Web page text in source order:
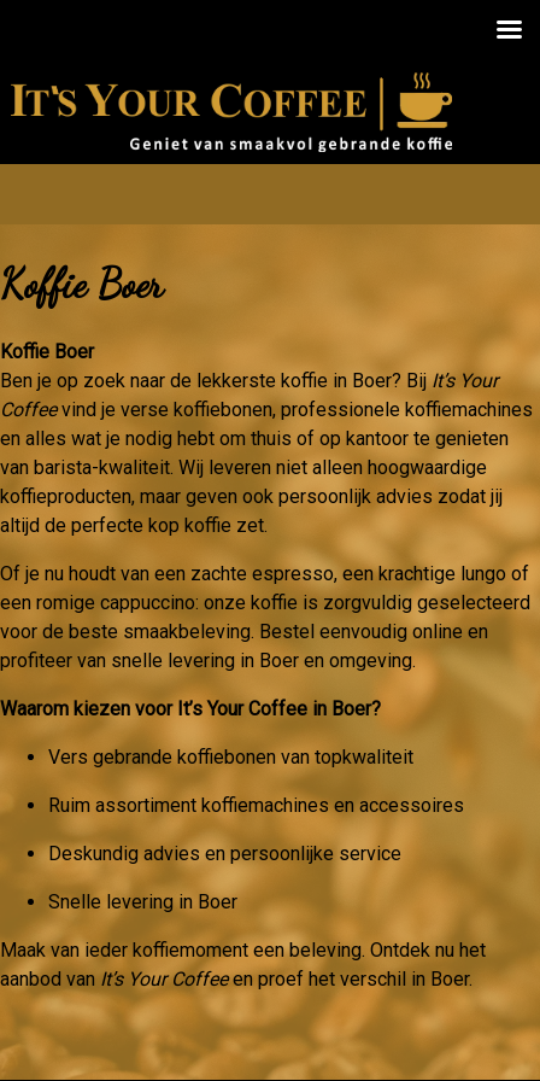
Koffie Boer
Koffie Boer
Ben je op zoek naar de lekkerste koffie in Boer? Bij It’s Your
Coffeevind je verse koffiebonen, professionele koffiemachines
en alles wat je nodig hebt om thuis of op kantoor te genieten
van barista-kwaliteit. Wij leveren niet alleen hoogwaardige
koffieproducten, maar geven ook persoonlijk advies zodat jij
altijd de perfecte kop koffie zet.
Of je nu houdt van een zachte espresso, een krachtige lungo of
een romige cappuccino: onze koffie is zorgvuldig geselecteerd
voor de beste smaakbeleving. Bestel eenvoudig online en
profiteer van snelle levering in Boer en omgeving.
Waarom kiezen voor It’s Your Coffee in Boer?
Vers gebrande koffiebonen van topkwaliteit
Ruim assortiment koffiemachines en accessoires
Deskundig advies en persoonlijke service
Snelle levering in Boer
Maak van ieder koffiemoment een beleving. Ontdek nu het
aanbod van It’s Your Coffeeen proef het verschil in Boer.